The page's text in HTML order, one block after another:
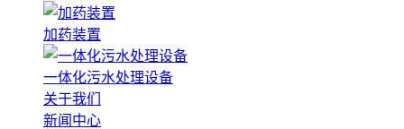
加药装置
一体化污水处理设备
关于我们
新闻中心